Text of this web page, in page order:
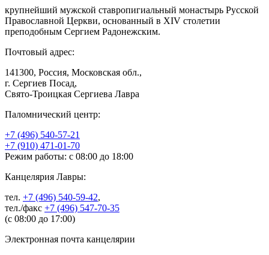
крупнейший мужской ставропигиальный монастырь Русской
Православной Церкви, основанный в XIV столетии
преподобным Сергием Радонежским.
Почтовый адрес:
141300, Россия, Московская обл.,
г. Сергиев Посад,
Свято-Троицкая Сергиева Лавра
Паломнический центр:
+7 (496) 540-57-21
+7 (910) 471-01-70
Режим работы: с 08:00 до 18:00
Канцелярия Лавры:
тел. +7 (496) 540-59-42,
тел./факс +7 (496) 547-70-35
(с 08:00 до 17:00)
Электронная почта канцелярии